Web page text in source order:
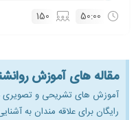
50:00
150
مقاله های آموزش
آموزش های تشریحی و تصویری
رایگان برای علاقه مندان به